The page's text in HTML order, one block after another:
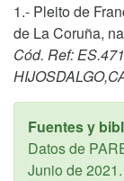
1.- Pleito de
de La Coruña,
Cód. Ref:
Fuentes y
Datos de
Junio de 2021.